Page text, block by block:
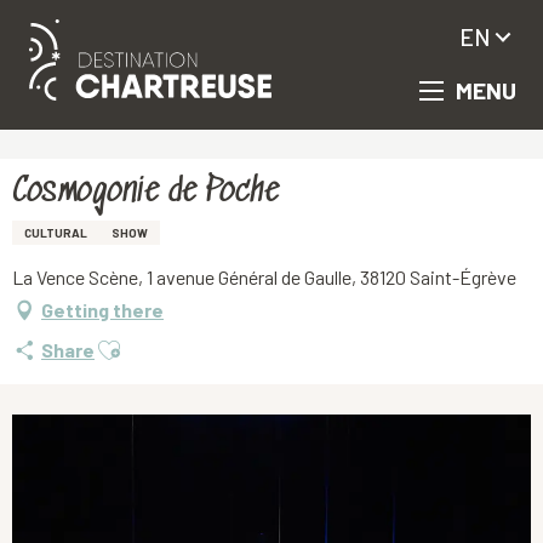
Aller
principal
MENU
EN
Cosmogonie de Poche
CULTURAL SHOW
La Vence Scène, 1 avenue Général de Gaulle, 38120 Saint-Égrève
Getting there
Share Ajouter aux favoris